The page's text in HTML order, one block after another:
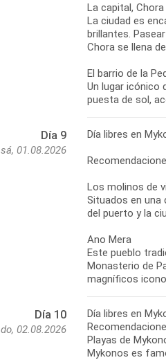
La capital, Chora
La ciudad es
brillantes.
Chora se llena
El barrio de la
Un lugar icónico
Día 9
sá, 01.08.2026
Día libres en
Los molinos de
Situados en una
del puerto y la
Ano Mera
Este pueblo
Monasterio de
magníficos
Día 10
do, 02.08.2026
Día libres en
Playas de
Mykonos es